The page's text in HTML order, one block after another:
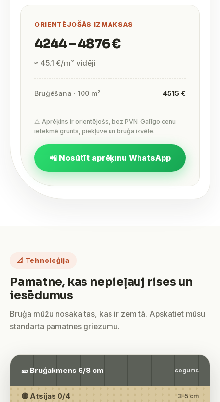
ORIENTĒJOŠĀS IZMAKSAS
4244 – 4876 €
≈ 45.1 €/m² vidēji
Bruģēšana · 100 m² 4515 €
⚠️ Aprēķins ir orientējošs, bez PVN. Galīgo cenu
ietekmē grunts, piekļuve un bruģa izvēle.
📲 Nosūtīt aprēķinu WhatsApp
📐 Tehnoloģija
Pamatne, kas nepieļauj rises un
iesēdumus
Bruģa mūžu nosaka tas, kas ir zem tā. Apskatiet mūsu
standarta pamatnes griezumu.
🧱 Bruģakmens 6/8 cm segums
🟡 Atsijas 0/4 3–5 cm